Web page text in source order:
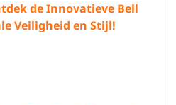
de Innovatieve Bell
Veiligheid en Stijl!